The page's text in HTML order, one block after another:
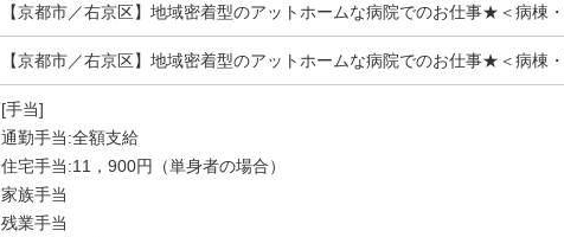
【京都市／右京区】地域密着型のアットホームな病院でのお仕事★＜病棟
【京都市／右京区】地域密着型のアットホームな病院でのお仕事★＜病棟
[手当]
通勤手当:全額支給
住宅手当:11，900円（単身者の場合）
家族手当
残業手当